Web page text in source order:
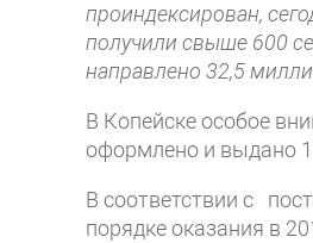
проиндексирован,
получили свыше 600
направлено 32,5
В Копейске особое
оформлено и выдано
В соответствии с
порядке оказания в